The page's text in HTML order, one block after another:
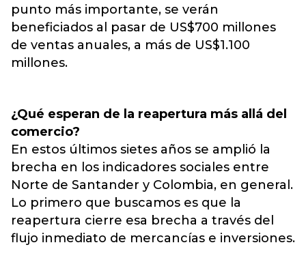
punto más importante, se verán
beneficiados al pasar de US$700 millones
de ventas anuales, a más de US$1.100
millones.
¿Qué esperan de la reapertura más allá del
comercio?
En estos últimos sietes años se amplió la
brecha en los indicadores sociales entre
Norte de Santander y Colombia, en general.
Lo primero que buscamos es que la
reapertura cierre esa brecha a través del
flujo inmediato de mercancías e inversiones.